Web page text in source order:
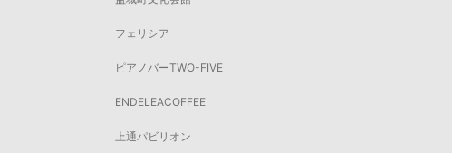
フェリシア
ピアノバーTWO-FIVE
ENDELEACOFFEE
上通パビリオン